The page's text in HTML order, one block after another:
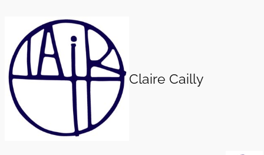
contenu
Claire Cailly